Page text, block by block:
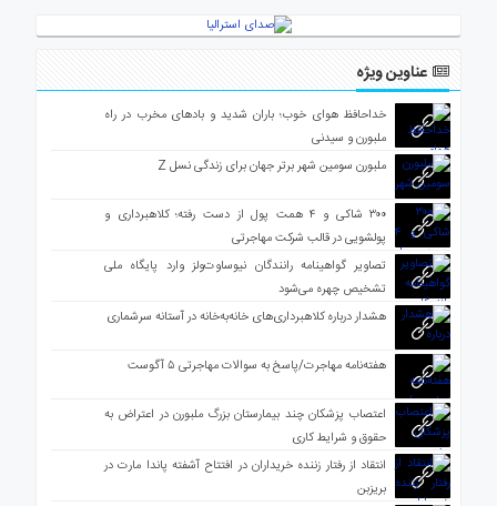
عناوین ویژه
خداحافظ هوای خوب؛ باران شدید و بادهای مخرب در راه
ملبورن و سیدنی
ملبورن سومین شهر برتر جهان برای زندگی نسل Z
۳۰۰ شاکی و ۴ همت پول از دست رفته؛ کلاهبرداری و
پولشویی در قالب شرکت مهاجرتی
تصاویر گواهینامه رانندگان نیوساوت‌ولز وارد پایگاه ملی
تشخیص چهره می‌شود
هشدار درباره کلاهبرداری‌های خانه‌به‌خانه در آستانه سرشماری
هفته‌نامه مهاجرت/پاسخ به سوالات مهاجرتی ۵ آگوست
اعتصاب پزشکان چند بیمارستان بزرگ ملبورن در اعتراض به
حقوق و شرایط کاری
انتقاد از رفتار زننده خریداران در افتتاح آشفته پاندا مارت در
بریزبن